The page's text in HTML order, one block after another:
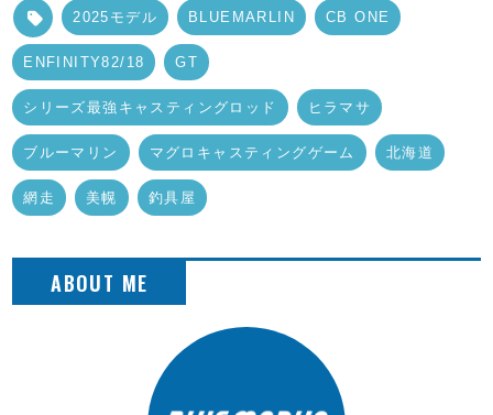
2025モデル BLUEMARLIN CB ONE
ENFINITY82/18 GT
シリーズ最強キャスティングロッド ヒラマサ
ブルーマリン マグロキャスティングゲーム 北海道
網走 美幌 釣具屋